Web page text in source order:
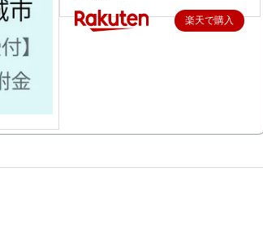
楽天で購入